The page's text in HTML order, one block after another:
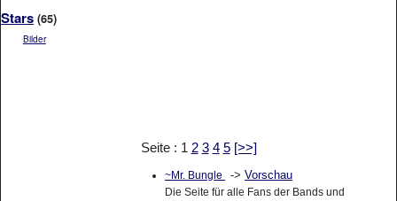
Stars (65)
Bilder
Seite : 1 2 3 4 5 [>>]
~Mr. Bungle -> Vorschau
Die Seite für alle Fans der Bands und